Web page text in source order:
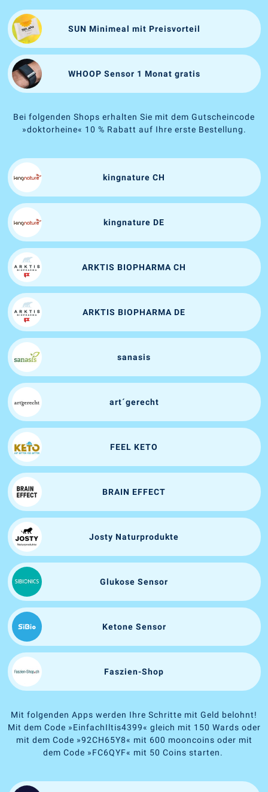
SUN Minimeal mit Preisvorteil
WHOOP Sensor 1 Monat gratis
Bei folgenden Shops erhalten Sie mit dem Gutscheincode
»doktorheine« 10 % Rabatt auf Ihre erste Bestellung.
kingnature CH
kingnature DE
ARKTIS BIOPHARMA CH
ARKTIS BIOPHARMA DE
sanasis
art´gerecht
FEEL KETO
BRAIN EFFECT
Josty Naturprodukte
Glukose Sensor
Ketone Sensor
Faszien-Shop
Mit folgenden Apps werden Ihre Schritte mit Geld belohnt!
Mit dem Code »EinfachIltis4399« gleich mit 150 Wards oder
mit dem Code »92CH65Y8« mit 600 mooncoins oder mit
dem Code »FC6QYF« mit 50 Coins starten.